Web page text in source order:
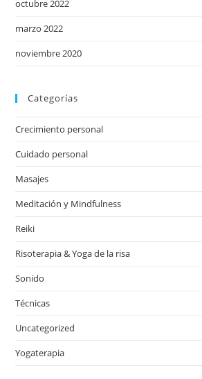
octubre 2022
marzo 2022
noviembre 2020
Categorías
Crecimiento personal
Cuidado personal
Masajes
Meditación y Mindfulness
Reiki
Risoterapia & Yoga de la risa
Sonido
Técnicas
Uncategorized
Yogaterapia